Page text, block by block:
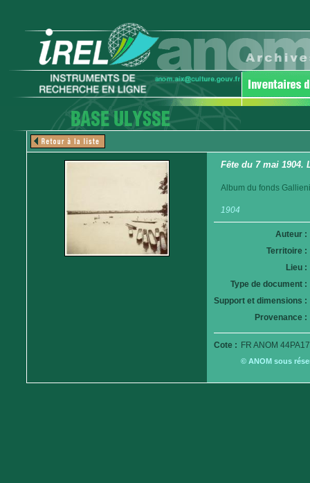
Fête du 7 mai 1904.
Album du fonds
1904
Auteur :
Territoire :
Lieu :
Type de document :
Support et dimensions :
Provenance :
Cote : FR ANOM
© ANOM sous